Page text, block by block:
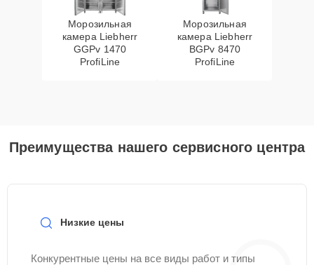
Морозильная
камера Liebherr
GGPv 1470
ProfiLine
Морозильная
камера Liebherr
BGPv 8470
ProfiLine
Преимущества нашего сервисного центра
Низкие цены
Конкурентные цены на все виды работ и типы